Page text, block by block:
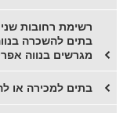
רשימת רחובות
בתים להשכרה
מגרשים בנווה
בתים למכירה או